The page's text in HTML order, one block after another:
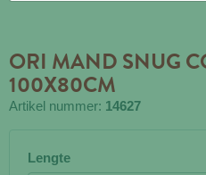
ORI MAND SNUG
100X80CM
Artikel nummer: 14627
Lengte